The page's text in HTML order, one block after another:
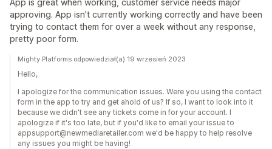
App is great when working, customer service needs major
approving. App isn't currently working correctly and have been
trying to contact them for over a week without any response,
pretty poor form.
Mighty Platforms odpowiedział(a) 19 wrzesień 2023
Hello,
I apologize for the communication issues. Were you using the contact
form in the app to try and get ahold of us? If so, I want to look into it
because we didn't see any tickets come in for your account. I
apologize if it's too late, but if you'd like to email your issue to
appsupport@newmediaretailer.com we'd be happy to help resolve
any issues you might be having!